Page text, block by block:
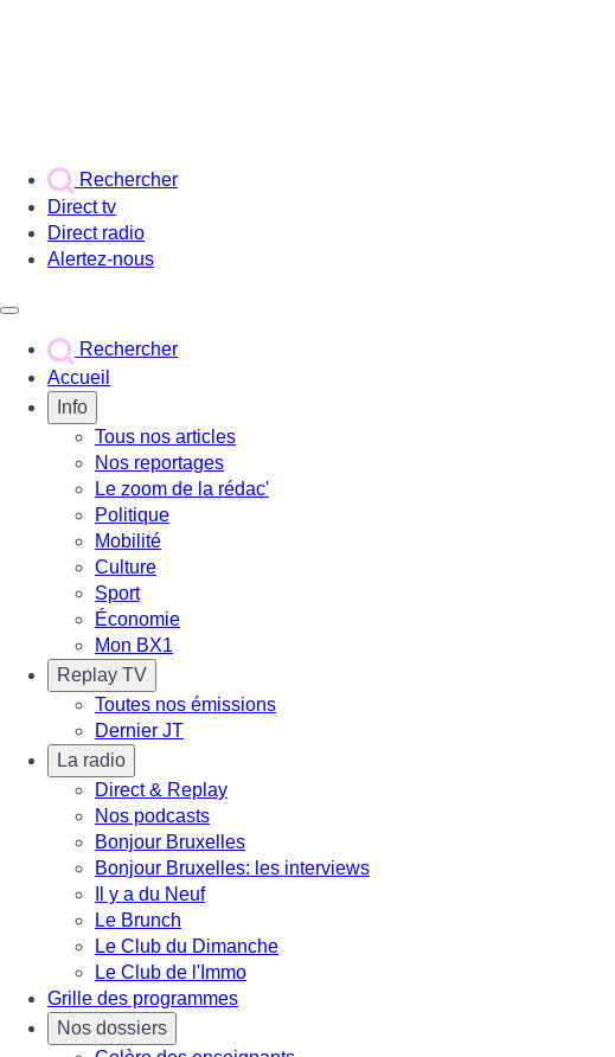
Rechercher
Direct tv
Direct radio
Alertez-nous
Rechercher
Accueil
Info
Tous nos articles
Nos reportages
Le zoom de la rédac'
Politique
Mobilité
Culture
Sport
Économie
Mon BX1
Replay TV
Toutes nos émissions
Dernier JT
La radio
Direct & Replay
Nos podcasts
Bonjour Bruxelles
Bonjour Bruxelles: les interviews
Il y a du Neuf
Le Brunch
Le Club du Dimanche
Le Club de l'Immo
Grille des programmes
Nos dossiers